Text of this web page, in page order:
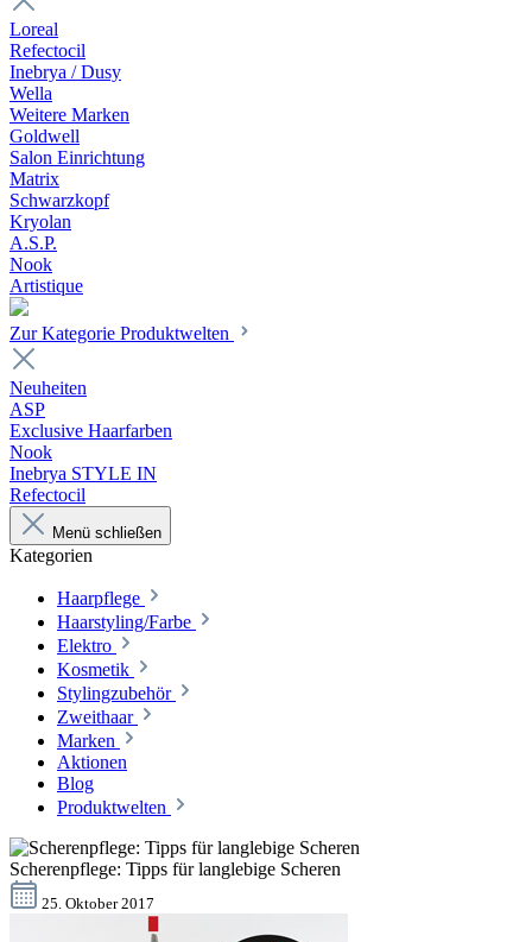
Loreal
Refectocil
Inebrya / Dusy
Wella
Weitere Marken
Goldwell
Salon Einrichtung
Matrix
Schwarzkopf
Kryolan
A.S.P.
Nook
Artistique
Zur Kategorie Produktwelten
Neuheiten
ASP
Exclusive Haarfarben
Nook
Inebrya STYLE IN
Refectocil
Menü schließen
Kategorien
Haarpflege
Haarstyling/Farbe
Elektro
Kosmetik
Stylingzubehör
Zweithaar
Marken
Aktionen
Blog
Produktwelten
Scherenpflege: Tipps für langlebige Scheren
25. Oktober 2017